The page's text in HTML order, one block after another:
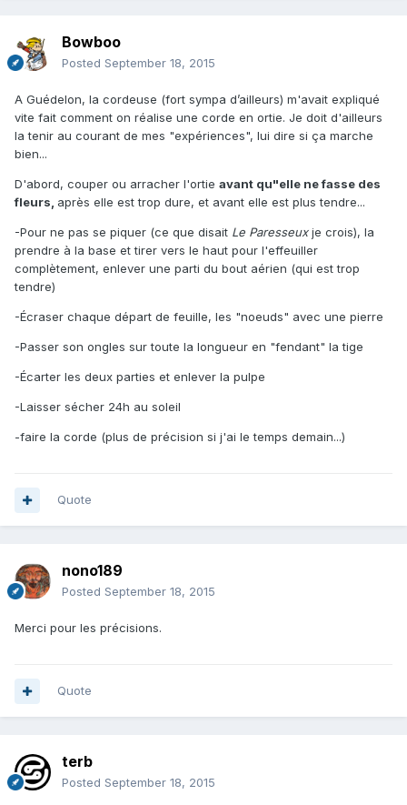
Bowboo
Posted September 18, 2015
A Guédelon, la cordeuse (fort sympa d’ailleurs) m'avait expliqué
vite fait comment on réalise une corde en ortie. Je doit d'ailleurs
la tenir au courant de mes "expériences", lui dire si ça marche
bien...
D'abord, couper ou arracher l'ortie avant qu"elle ne fasse des
fleurs, après elle est trop dure, et avant elle est plus tendre...
-Pour ne pas se piquer (ce que disait Le Paresseuxje crois), la
prendre à la base et tirer vers le haut pour l'effeuiller
complètement, enlever une parti du bout aérien (qui est trop
tendre)
-Écraser chaque départ de feuille, les "noeuds" avec une pierre
-Passer son ongles sur toute la longueur en "fendant" la tige
-Écarter les deux parties et enlever la pulpe
-Laisser sécher 24h au soleil
-faire la corde (plus de précision si j'ai le temps demain...)
Quote
nono189
Posted September 18, 2015
Merci pour les précisions.
Quote
terb
Posted September 18, 2015